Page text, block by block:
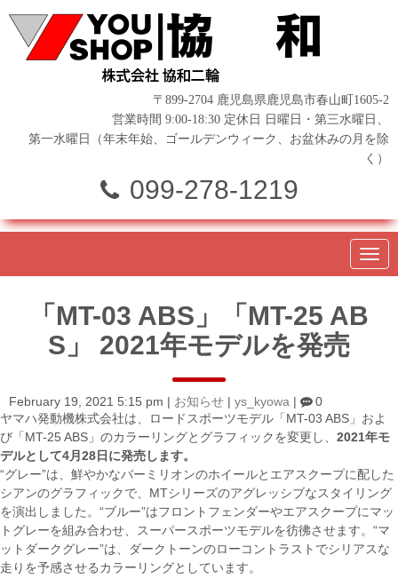
〒899-2704 鹿児島県鹿児島市春山町1605-2
営業時間 9:00-18:30 定休日 日曜日・第三水曜日、
第一水曜日（年末年始、ゴールデンウィーク、お盆休みの月を除
く）
099-278-1219
N
a
「MT-03 ABS」「MT-25 AB
S」 2021年モデルを発売
February 19, 2021 5:15 pm お知らせ ys_kyowa
0
ヤマハ発動機株式会社は、ロードスポーツモデル「MT-03 ABS」およ
び「MT-25 ABS」のカラーリングとグラフィックを変更し、 2021年モ
デルとして4月28日に発売します。
“グレー”は、鮮やかなバーミリオンのホイールとエアスクープに配した
シアンのグラフィックで、MTシリーズのアグレッシブなスタイリング
を演出しました。“ブルー”はフロントフェンダーやエアスクープにマッ
トグレーを組み合わせ、スーパースポーツモデルを彷彿させます。“マ
ットダークグレー”は、ダークトーンのローコントラストでシリアスな
走りを予感させるカラーリングとしています。